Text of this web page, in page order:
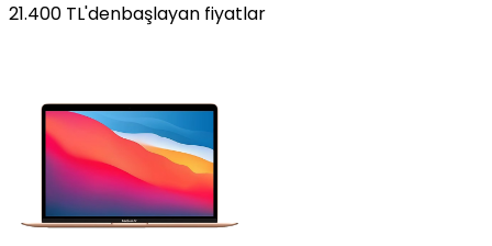
21.400 TL'denbaşlayan fiyatlar